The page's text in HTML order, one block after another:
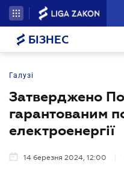
БІЗНЕС
Галузі
Затверджено
гарантованим
електроенергії
14 березня 2024, 12:00